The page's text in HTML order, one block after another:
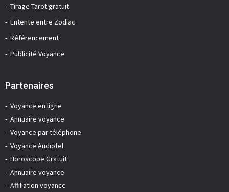
Tirage Tarot gratuit
Entente entre Zodiac
Référencement
Publicité Voyance
Partenaires
Voyance en ligne
Annuaire voyance
Voyance par téléphone
Voyance Audiotel
Horoscope Gratuit
Annuaire voyance
Affiliation voyance